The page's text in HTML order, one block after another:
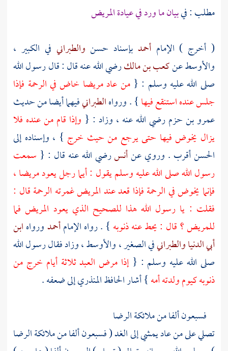
مطلب : فيبيان ما ورد في عيادة المريض
( أخرج ) الإمامأحمد بإسناد حسن والطبراني في الكبير ،
والأوسط عنكعب بن مالكرضي الله عنه قال : قال رسول الله
صلى الله عليه وسلم : {من عاد مريضا خاض في الرحمة فإذا
جلس عنده استنقع فيها} . ورواهالطبرانيفيهما أيضا من حديث
عمرو بن حزمرضي الله عنه ، وزاد : { وإذا قام من عنده فلا
يزال يخوض فيها حتى يرجع من حيث خرج } ، وإسناده إلى
الحسن أقرب . وروي عنأنسرضي الله عنه قال : { سمعت
رسول الله صلى الله عليه وسلم يقول : أيما رجل يعود مريضا ،
فإنما يخوض في الرحمة فإذا قعد عند المريض غمرته الرحمة قال :
فقلت : يا رسول الله هذا للصحيح الذي يعود المريض فما
للمريض ؟ قال : يحط عنه ذنوبه } . رواه الإمامأحمدورواهابن
أبي الدنياوالطبرانيفي الصغير ، والأوسط ، وزاد فقال رسول الله
صلى الله عليه وسلم : {إذا مرض العبد ثلاثة أيام خرج من
ذنوبه كيوم ولدته أمه} أشارالحافظ المنذريإلى ضعفه .
فسبعون ألفا من ملائكة الرضا
تصلي على من عاد يمشي إلى الغد ( فسبعون ألفا من ملائكة الرضا